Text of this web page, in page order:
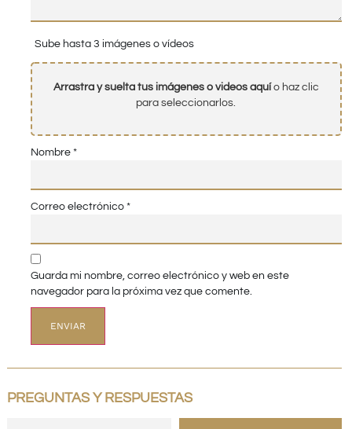
Sube hasta 3 imágenes o vídeos
Arrastra y suelta tus imágenes o videos aquío haz clic
para seleccionarlos.
Nombre *
Correo electrónico *
Guarda mi nombre, correo electrónico y web en este
navegador para la próxima vez que comente.
PREGUNTAS Y RESPUESTAS